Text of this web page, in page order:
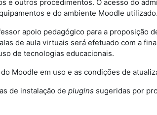
e outros procedimentos. O acesso do
e do ambiente Moodle
apoio pedagógico para a proposição
de aula virtuais será efetuado com a
de tecnologias educacionais.
Moodle em uso e as condições de
de instalação de plugins sugeridas por